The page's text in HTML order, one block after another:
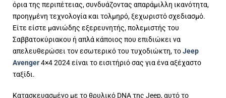
όρια της περιπέτειας, συνδυάζοντας απαράμιλλη ικανότητα,
προηγμένη τεχνολογία και τολμηρό, ξεχωριστό σχεδιασμό.
Είτε είστε μανιώδης εξερευνητής, πολεμιστής του
Σαββατοκύριακου ή απλά κάποιος που επιδιώκει να
απελευθερώσει τον εσωτερικό του τυχοδιώκτη, τοJeep
Avenger4×4 2024 είναι το εισιτήριό σας για ένα αξέχαστο
ταξίδι.
Κατασκευασμένο με το θρυλικό DNA της Jeep, αυτό το